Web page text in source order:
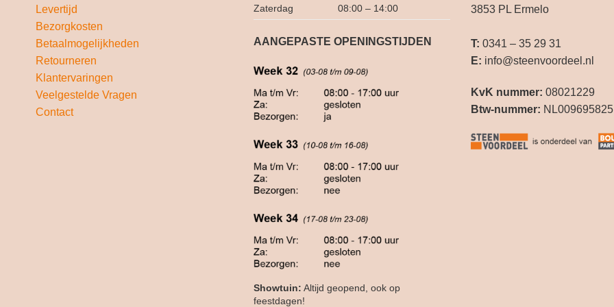
Levertijd
Bezorgkosten
Betaalmogelijkheden
Retourneren
Klantervaringen
Veelgestelde Vragen
Contact
Zaterdag 08:00 – 14:00
AANGEPASTE OPENINGSTIJDEN
Showtuin: Altijd geopend, ook op
feestdagen!
3853 PL Ermelo
T: 0341 – 35 29 31
E: info@steenvoordeel.nl
KvK nummer: 08021229
Btw-nummer: